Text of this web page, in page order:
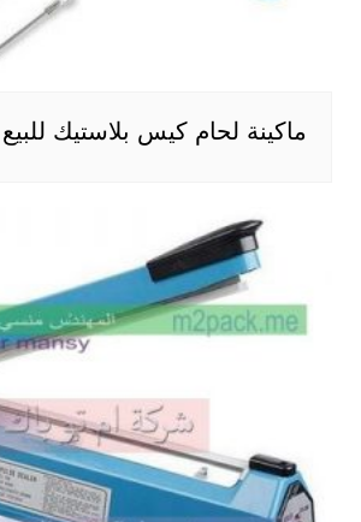
ماكينة لحام كيس بلاستيك للبيع